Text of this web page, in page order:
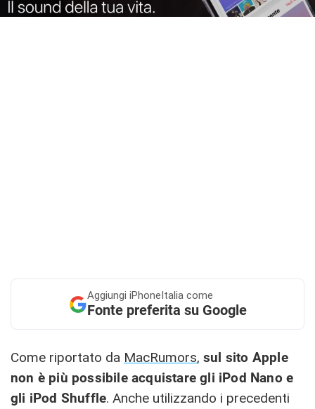
Aggiungi iPhoneItalia come
Fonte preferita su Google
Come riportato da MacRumors, sul sito Apple
non è più possibile acquistare gli iPod Nano e
gli iPod Shuffle. Anche utilizzando i precedenti